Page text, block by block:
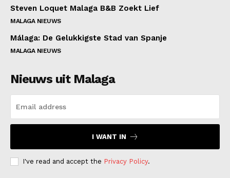
Steven Loquet Malaga B&B Zoekt Lief
MALAGA NIEUWS
Málaga: De Gelukkigste Stad van Spanje
MALAGA NIEUWS
Nieuws uit Malaga
I WANT IN
I've read and accept the Privacy Policy.